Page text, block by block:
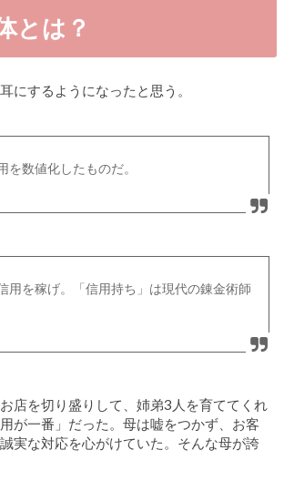
とは？
にするようになったと思う。
を数値化したものだ。
用を稼げ。「信用持ち」は現代の錬金術師
店を切り盛りして、姉弟3人を育ててくれ
が一番」だった。母は嘘をつかず、お客
実な対応を心がけていた。そんな母が誇